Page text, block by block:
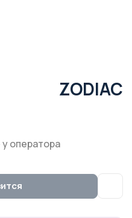
ZODIAC
оператора